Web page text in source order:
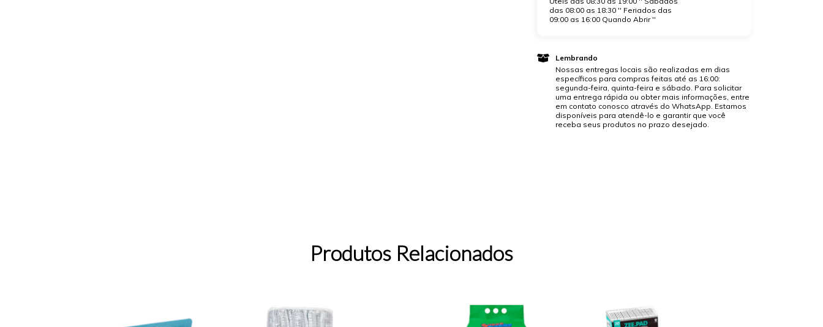
das 08:00 as 18:30 '' Feriados das
09:00 as 16:00 Quando Abrir ''
Lembrando
Nossas entregas locais são realizadas em dias
específicos para compras feitas até as 16:00:
segunda-feira, quinta-feira e sábado. Para solicitar
uma entrega rápida ou obter mais informações, entre
em contato conosco através do WhatsApp. Estamos
disponíveis para atendê-lo e garantir que você
receba seus produtos no prazo desejado.
Produtos Relacionados